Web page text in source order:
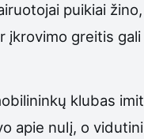
puikiai
įkrovimo greitis
klubas
apie nulį, o